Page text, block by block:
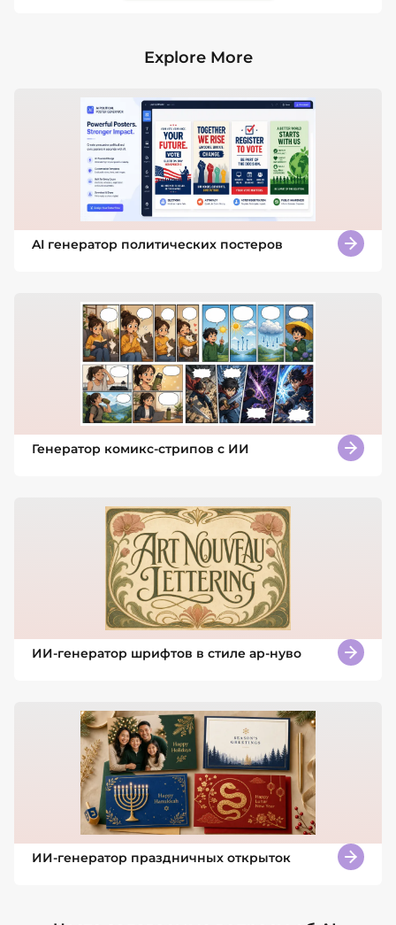
Explore More
AI генератор политических постеров
Генератор комикс-стрипов с ИИ
ИИ-генератор шрифтов в стиле ар-нуво
ИИ-генератор праздничных открыток